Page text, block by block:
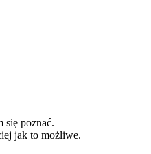
się poznać.
jak to możliwe.